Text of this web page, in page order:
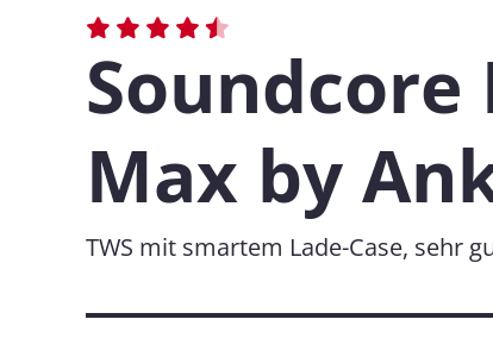
Max by
TWS mit smartem Lade-Case, sehr